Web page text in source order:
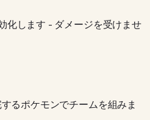
化します - ダメージを受けませ
るポケモンでチームを組みま